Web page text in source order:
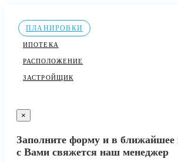
ПЛАНИРОВКИ
ИПОТЕКА
РАСПОЛОЖЕНИЕ
ЗАСТРОЙЩИК
×
Заполните форму и в ближайшее
с Вами свяжется наш менеджер